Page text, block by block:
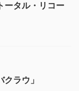
ータル・リコー
クラウ」